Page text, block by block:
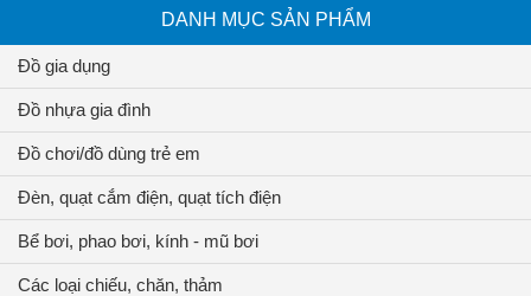
DANH MỤC SẢN PHẨM
Đồ gia dụng
Đồ nhựa gia đình
Đồ chơi/đồ dùng trẻ em
Đèn, quạt cắm điện, quạt tích điện
Bể bơi, phao bơi, kính - mũ bơi
Các loại chiếu, chăn, thảm